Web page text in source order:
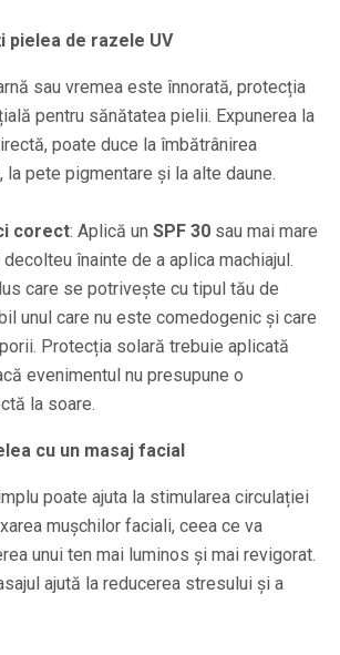
pielea de razele UV
sau vremea este înnorată, protecția
pentru sănătatea pielii. Expunerea la
poate duce la îmbătrânirea
la pete pigmentare și la alte daune.
corect: Aplică un SPF 30 sau mai mare
înainte de a aplica machiajul.
care se potrivește cu tipul tău de
unul care nu este comedogenic și care
Protecția solară trebuie aplicată
evenimentul nu presupune o
la soare.
cu un masaj facial
poate ajuta la stimularea circulației
mușchilor faciali, ceea ce va
unui ten mai luminos și mai revigorat.
ajută la reducerea stresului și a